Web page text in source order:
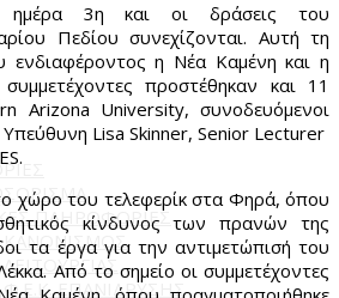
ΠΛΗΡΟΦΟΡΙΕΣ
ΚΑΝΟΝΙΣΜΟΣ
ΛΕΙΤΟΥΡΓΙΑΣ
Φ.Ε.Κ. ΕΠΑΝΙΔΡΥΣΗΣ
ημέρα 3η και οι δράσεις του
Πεδίου συνεχίζονται. Αυτή τη
η Νέα Καμένη και η
προστέθηκαν και 11
Arizona University, συνοδευόμενοι
Lisa Skinner, Senior Lecturer
χώρο του τελεφερίκ στα Φηρά, όπου
κίνδυνος των πρανών της
τα έργα για την αντιμετώπισή του
Από το σημείο οι συμμετέχοντες